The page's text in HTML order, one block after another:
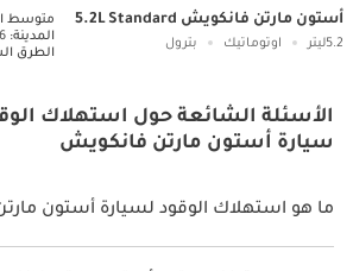
أستون مارتن فانكويش 5.2L Standard
5.2ليتر اوتوماتيك بترول
متوسط
المدينة: 6 كم/ليتر
الطرق
الأسئلة الشائعة حول استهلاك
سيارة أستون مارتن فانكويش
ما هو استهلاك الوقود لسيارة أستون
يتراوح استهلاك الوقود لسيارة أستون مارتن فانكويش بين 6